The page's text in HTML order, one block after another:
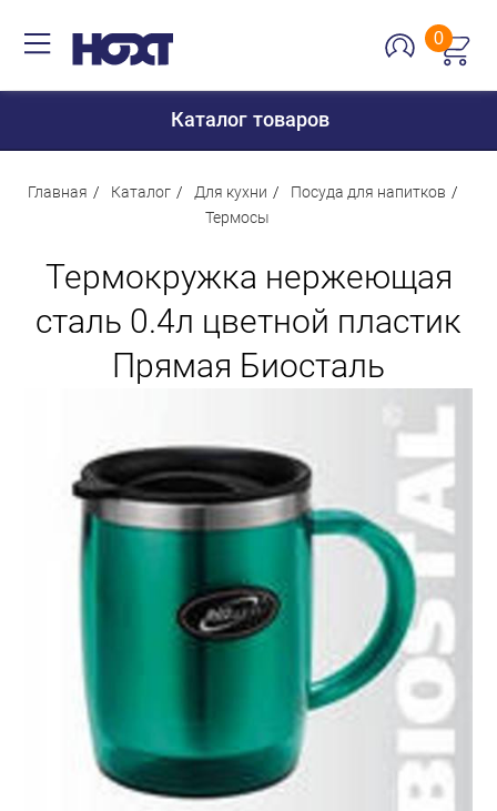
0
Каталог товаров
Для кухни
Сантехника
Для дачи и отдыха
Строительство и ремонт
Мебель
Бытовая техника
Обувь для дома и дачи
Главная Каталог Для кухни
Посуда для напитков
Термосы
Термокружка нержеющая
сталь 0.4л цветной пластик
Прямая Биосталь